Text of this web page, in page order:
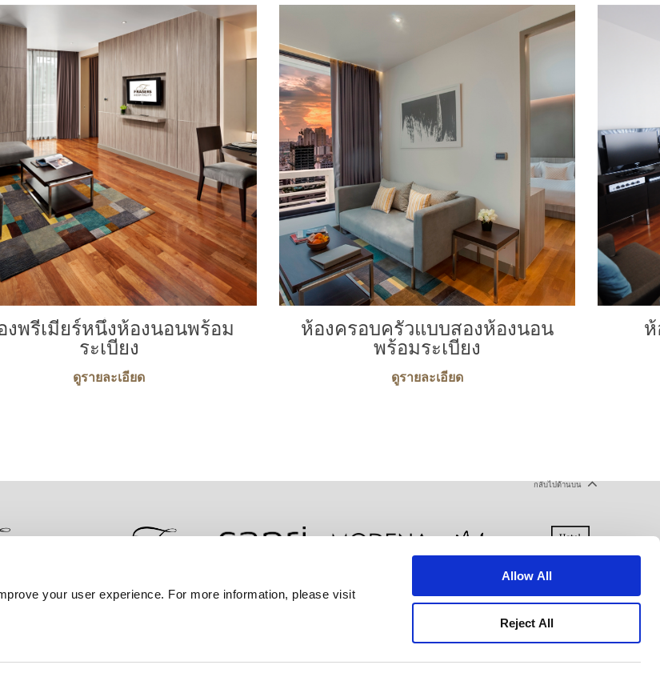
your user experience. For more information, please visit
Allow All
Reject All
งพรีเมียร์หนึ่งห้องนอนพร้อม
ระเบียง
ดูรายละเอียด
ห้องครอบครัวแบบสองห้องนอน
พร้อมระเบียง
ดูรายละเอียด
ห้
กลับไปด้านบน